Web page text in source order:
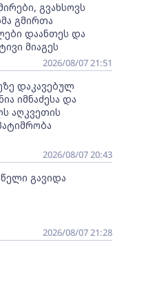
გვახსოვს
გმირთა
დაანთეს და
მიაგეს
2026/08/07 21:51
დაკავებულ
იმნაძესა და
აღკვეთის
2026/08/07 20:43
გავიდა
2026/08/07 21:28